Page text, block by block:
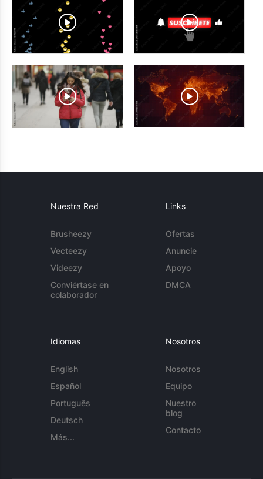
Nuestra Red
Brusheezy
Vecteezy
Videezy
Conviértase en
colaborador
Links
Ofertas
Anuncie
Apoyo
DMCA
Idiomas
English
Español
Português
Deutsch
Más...
Nosotros
Nosotros
Equipo
Nuestro
blog
Contacto